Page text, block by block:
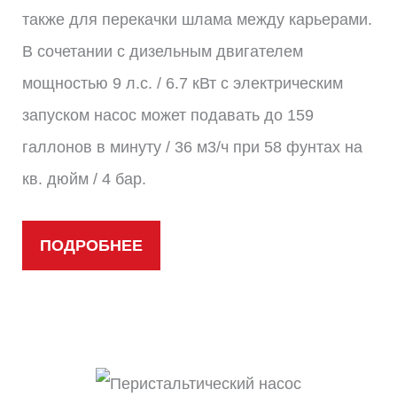
также для перекачки шлама между карьерами.
В сочетании с дизельным двигателем
мощностью 9 л.с. / 6.7 кВт с электрическим
запуском насос может подавать до 159
галлонов в минуту / 36 м3/ч при 58 фунтах на
кв. дюйм / 4 бар.
ПОДРОБНЕЕ